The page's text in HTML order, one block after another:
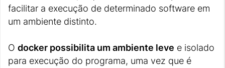
facilitar a execução de determinado software em
um ambiente distinto.
O docker possibilita um ambiente leve e isolado
para execução do programa, uma vez que é